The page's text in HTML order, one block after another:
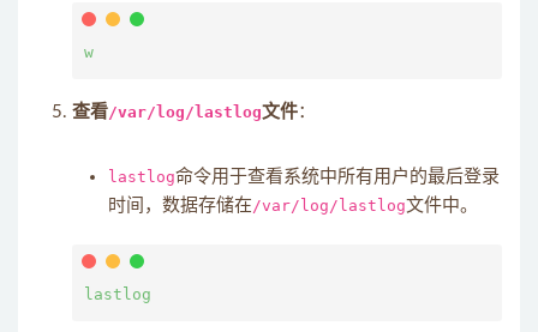
查看/var/log/lastlog文件：
lastlog命令用于查看系统中所有用户的最后登录
时间，数据存储在/var/log/lastlog文件中。